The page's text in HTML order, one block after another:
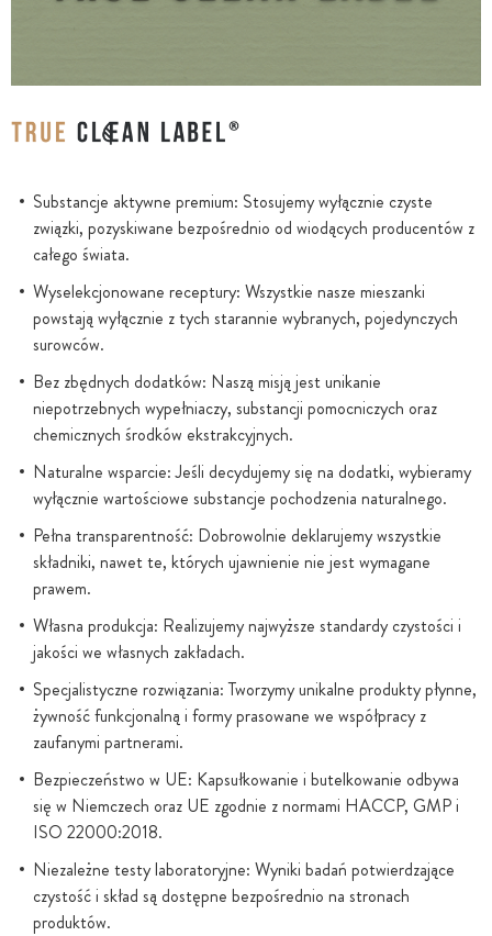
Substancje aktywne premium: Stosujemy wyłącznie czyste
związki, pozyskiwane bezpośrednio od wiodących producentów z
całego świata.
Wyselekcjonowane receptury: Wszystkie nasze mieszanki
powstają wyłącznie z tych starannie wybranych, pojedynczych
surowców.
Bez zbędnych dodatków: Naszą misją jest unikanie
niepotrzebnych wypełniaczy, substancji pomocniczych oraz
chemicznych środków ekstrakcyjnych.
Naturalne wsparcie: Jeśli decydujemy się na dodatki, wybieramy
wyłącznie wartościowe substancje pochodzenia naturalnego.
Pełna transparentność: Dobrowolnie deklarujemy wszystkie
składniki, nawet te, których ujawnienie nie jest wymagane
prawem.
Własna produkcja: Realizujemy najwyższe standardy czystości i
jakości we własnych zakładach.
Specjalistyczne rozwiązania: Tworzymy unikalne produkty płynne,
żywność funkcjonalną i formy prasowane we współpracy z
zaufanymi partnerami.
Bezpieczeństwo w UE: Kapsułkowanie i butelkowanie odbywa
się w Niemczech oraz UE zgodnie z normami HACCP, GMP i
ISO 22000:2018.
Niezależne testy laboratoryjne: Wyniki badań potwierdzające
czystość i skład są dostępne bezpośrednio na stronach
produktów.